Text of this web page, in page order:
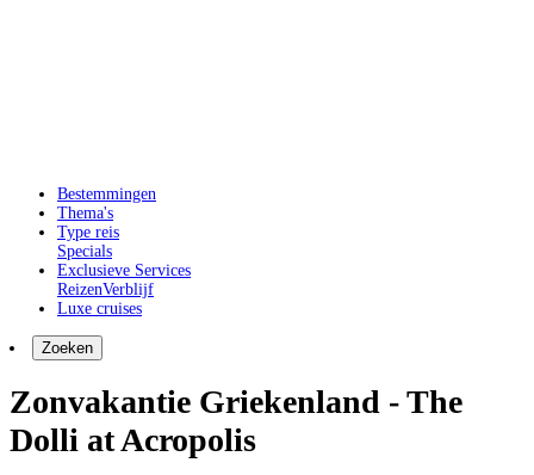
Bestemmingen
Thema's
Type reis
Specials
Exclusieve Services
ReizenVerblijf
Luxe cruises
Zoeken
Zonvakantie Griekenland - The
Dolli at Acropolis